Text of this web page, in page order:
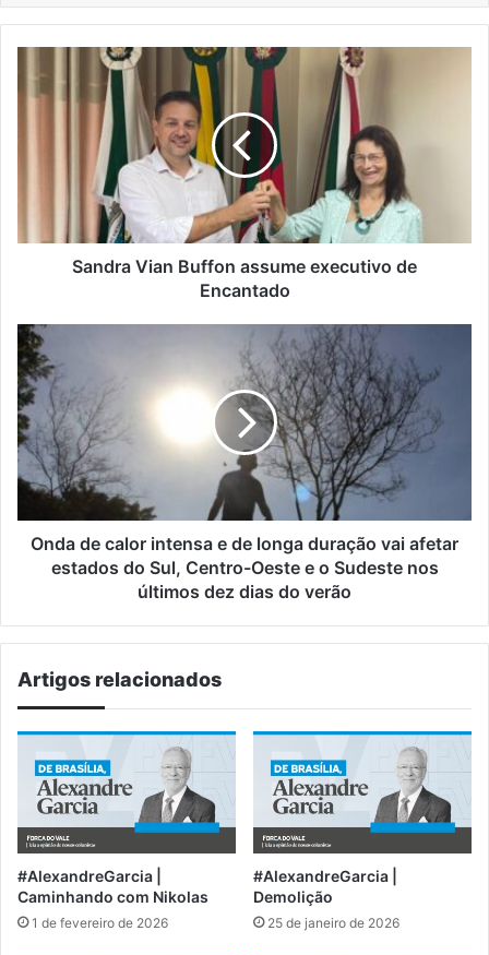
Vian
Buffon
Encantado
Sandra Vian Buffon assume executivo de
Encantado
Onda
de
calor
intensa
e
de
longa
duração
vai
afetar
estados
Centro-
e
últimos
dez
dias
do
Onda de calor intensa e de longa duração vai afetar
estados do Sul, Centro-Oeste e o Sudeste nos
últimos dez dias do verão
Artigos relacionados
#AlexandreGarcia |
Caminhando com Nikolas
1 de fevereiro de 2026
#AlexandreGarcia |
Demolição
25 de janeiro de 2026